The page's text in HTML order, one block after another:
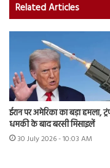
Related Articles
ईरान पर अमेरिका का बड़ा हमला,
धमकी के बाद बरसी मिसाइलें
30 July 2026 - 10:03 AM